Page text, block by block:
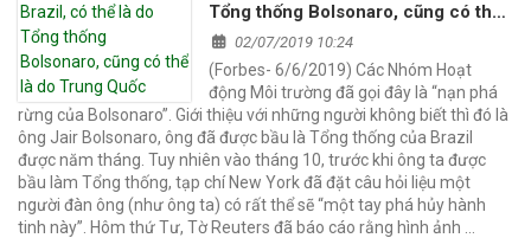
Tổng thống Bolsonaro, cũng có thể
là do Trung Quốc
02/07/2019 10:24
(Forbes- 6/6/2019) Các Nhóm Hoạt
động Môi trường đã gọi đây là “nạn phá
rừng của Bolsonaro”. Giới thiệu với những người không biết thì đó là
ông Jair Bolsonaro, ông đã được bầu là Tổng thống của Brazil
được năm tháng. Tuy nhiên vào tháng 10, trước khi ông ta được
bầu làm Tổng thống, tạp chí New York đã đặt câu hỏi liệu một
người đàn ông (như ông ta) có rất thể sẽ “một tay phá hủy hành
tinh này”. Hôm thứ Tư, Tờ Reuters đã báo cáo rằng hình ảnh …